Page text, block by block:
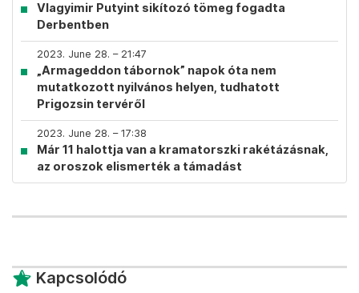
Vlagyimir Putyint sikítozó tömeg fogadta
Derbentben
2023. June 28. – 21:47
„Armageddon tábornok” napok óta nem
mutatkozott nyilvános helyen, tudhatott
Prigozsin tervéről
2023. June 28. – 17:38
Már 11 halottja van a kramatorszki rakétázásnak,
az oroszok elismerték a támadást
Kapcsolódó